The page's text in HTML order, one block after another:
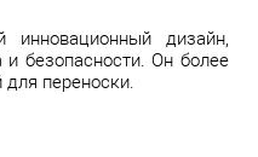
инновационный дизайн,
безопасности. Он более
переноски.